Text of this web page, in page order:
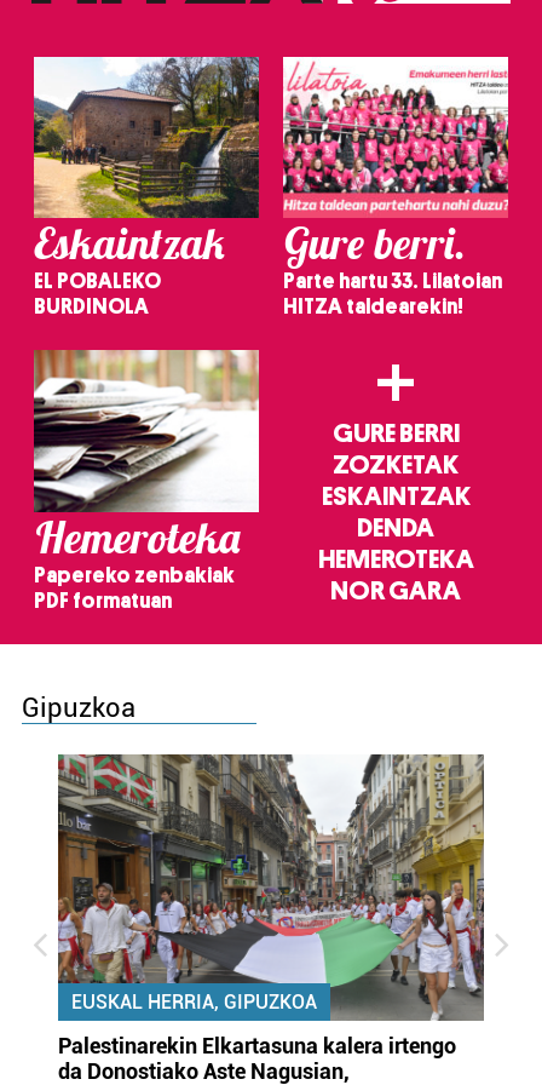
Eskaintzak
EL POBALEKO
BURDINOLA
Gure berri.
Parte hartu 33. Lilatoian
HITZA taldearekin!
Hemeroteka
Papereko zenbakiak
PDF formatuan
+
GURE BERRI
ZOZKETAK
ESKAINTZAK
DENDA
HEMEROTEKA
NOR GARA
Gipuzkoa
EUSKAL HERRIA, GIPUZKOA
Palestinarekin Elkartasuna kalera irtengo
da Donostiako Aste Nagusian,